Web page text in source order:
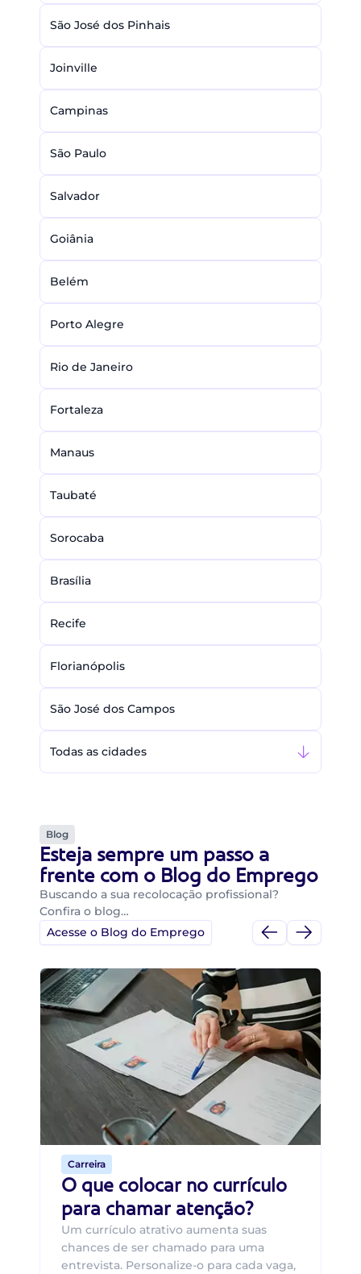
São José dos Pinhais
Joinville
Campinas
São Paulo
Salvador
Goiânia
Belém
Porto Alegre
Rio de Janeiro
Fortaleza
Manaus
Taubaté
Sorocaba
Brasília
Recife
Florianópolis
São José dos Campos
Todas as cidades
Blog
Esteja sempre um passo a
frente com o Blog do Emprego
Buscando a sua recolocação profissional?
Confira o blog…
Acesse o Blog do Emprego
Carreira
O que colocar no currículo
para chamar atenção?
Um currículo atrativo aumenta suas
chances de ser chamado para uma
entrevista. Personalize-o para cada vaga,